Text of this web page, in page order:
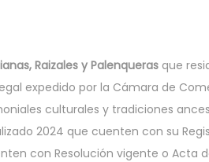
Raizales y Palenqueras que
expedido por la Cámara de
culturales y tradiciones
2024 que cuenten con su
con Resolución vigente o Acta